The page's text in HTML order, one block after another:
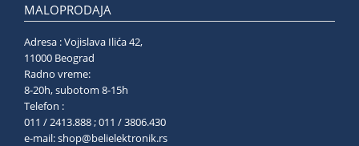
MALOPRODAJA
Adresa : Vojislava Ilića 42,
11000 Beograd
Radno vreme:
8-20h, subotom 8-15h
Telefon :
011 / 2413.888 ; 011 / 3806.430
e-mail:shop@belielektronik.rs